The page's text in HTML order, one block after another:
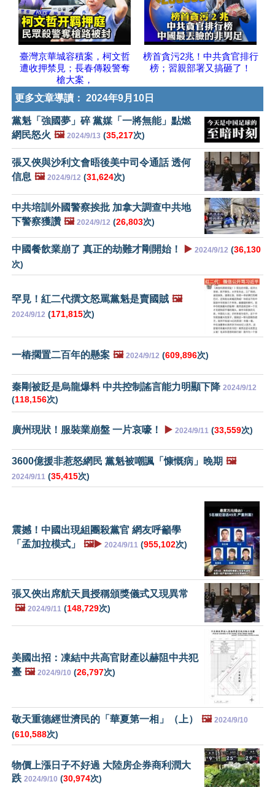
臺灣京華城容積案，柯文哲
遭收押禁見；長春傳殺警奪
槍大案，
榜首貪污2兆！中共貪官排行
榜；習親部署又搞砸了！
更多文章導讀： 2024年9月10日
黨魁「強國夢」碎 黨媒「一將無能」點燃
網民怒火 🖼️ 2024/9/13 (35,217次)
張又俠與沙利文會晤後美中司令通話 透何
信息 🖼️ 2024/9/12 (31,624次)
中共培訓外國警察挨批 加拿大調查中共地
下警察獲讚 🖼️ 2024/9/12 (26,803次)
中國餐飲業崩了 真正的劫難才剛開始！ ▶️ 2024/9/12 (36,130
次)
罕見！紅二代撰文怒罵黨魁是賣國賊 🖼️
2024/9/12 (171,815次)
一樁擱置二百年的懸案 🖼️ 2024/9/12 (609,896次)
秦剛被貶是烏龍爆料 中共控制謠言能力明顯下降 2024/9/12
(118,156次)
廣州現狀！服裝業崩盤 一片哀嚎！ ▶️ 2024/9/11 (33,559次)
3600億援非惹怒網民 黨魁被嘲諷「慷慨病」晚期 🖼️
2024/9/11 (35,415次)
震撼！中國出現組團殺黨官 網友呼籲學
「孟加拉模式」
🖼️▶️ 2024/9/11 (955,102次)
張又俠出席航天員授稱頒獎儀式又現異常
🖼️ 2024/9/11 (148,729次)
美國出招：凍結中共高官財產以赫阻中共犯
臺 🖼️ 2024/9/10 (26,797次)
敬天重德經世濟民的「華夏第一相」（上） 🖼️ 2024/9/10
(610,588次)
物價上漲日子不好過 大陸房企券商利潤大
跌 2024/9/10 (30,974次)